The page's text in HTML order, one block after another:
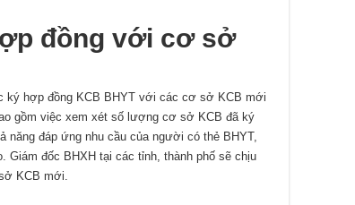
đồng với cơ sở
ký hợp đồng KCB BHYT với các cơ sở KCB mới
gồm việc xem xét số lượng cơ sở KCB đã ký
năng đáp ứng nhu cầu của người có thẻ BHYT,
đốc BHXH tại các tỉnh, thành phố sẽ chịu
KCB mới.